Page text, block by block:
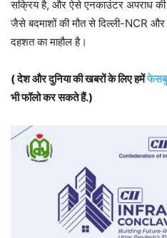
सक्रिय है, और ऐसे एनकाउंटर अपराध की
जैसे बदमाशों की मौत से दिल्ली-NCR और
दहशत का माहौल है।
( देश और दुनिया की खबरों के लिए हमें
भी फॉलो कर सकते हैं.)